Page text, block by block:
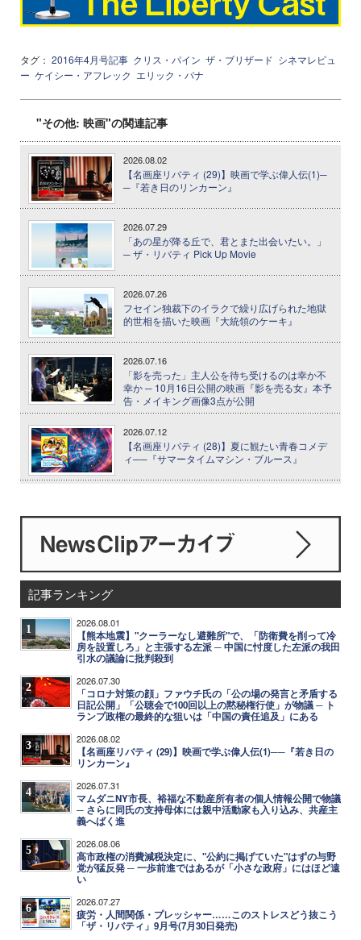
タグ： 2016年4月号記事 クリス・パイン ザ・ブリザード シネマレビュ
ー ケイシー・アフレック エリック・バナ
"その他: 映画"の関連記事
2026.08.02
【名画座リバティ (29)】映画で学ぶ偉人伝(1)─
─『若き日のリンカーン』
2026.07.29
「あの星が降る丘で、君とまた出会いたい。」
─ ザ・リバティ Pick Up Movie
2026.07.26
フセイン独裁下のイラクで繰り広げられた地獄
的世相を描いた映画『大統領のケーキ』
2026.07.16
「影を売った」主人公を待ち受けるのは幸か不
幸か ─ 10月16日公開の映画『影を売る女』本予
告・メイキング画像3点が公開
2026.07.12
【名画座リバティ (28)】夏に観たい青春コメデ
ィ──『サマータイムマシン・ブルース』
記事ランキング
1 2026.08.01
【熊本地震】"クーラーなし避難所"で、「防衛費を削って冷
房を設置しろ」と主張する左派 ─ 中国に忖度した左派の我田
引水の議論に批判殺到
2 2026.07.30
「コロナ対策の顔」ファウチ氏の「公の場の発言と矛盾する
日記公開」「公聴会で100回以上の黙秘権行使」が物議 ─ ト
ランプ政権の最終的な狙いは「中国の責任追及」にある
3 2026.08.02
【名画座リバティ (29)】映画で学ぶ偉人伝(1)──『若き日の
リンカーン』
4 2026.07.31
マムダニNY市長、裕福な不動産所有者の個人情報公開で物議
─ さらに同氏の支持母体には親中活動家も入り込み、共産主
義へばく進
5 2026.08.06
高市政権の消費減税決定に、"公約に掲げていた"はずの与野
党が猛反発 ─ 一歩前進ではあるが「小さな政府」にはほど遠
い
6 2026.07.27
疲労・人間関係・プレッシャー……このストレスどう抜こう
「ザ・リバティ」9月号(7月30日発売)